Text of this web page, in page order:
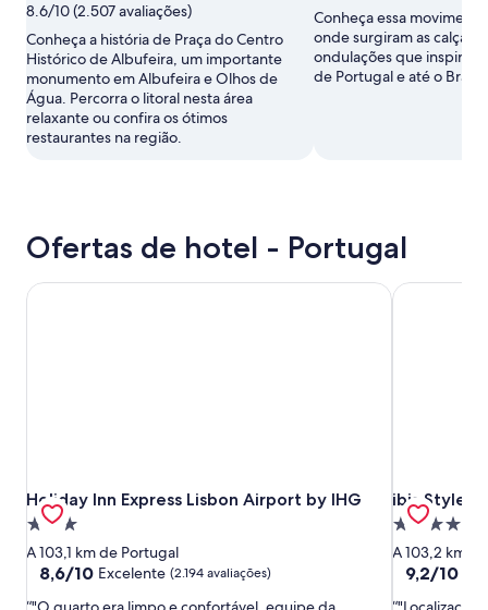
8.6/10 (2.507 avaliações)
Conheça a história de Praça do Centro
Histórico de Albufeira, um importante
monumento em Albufeira e Olhos de
Água. Percorra o litoral nesta área
relaxante ou confira os ótimos
restaurantes na região.
Conheça essa
onde surgiram as
ondulações que
de Portugal e até o Brasil.
Ofertas de hotel - Portugal
Holiday Inn Express Lisbon Airport by IHG
Holiday Inn Express Lisbon Airport by IHG
Propriedade
3.0
estrelas
A 103,1 km de Portugal
8.6
8,6/10 Excelente (2.194 avaliações)
Holiday Inn Express Lisbon Airport by IHG
ibis Styles
ibis Styles
4.0
estrelas
A 103,2 km
9.2
9,2/10
ibis Styles